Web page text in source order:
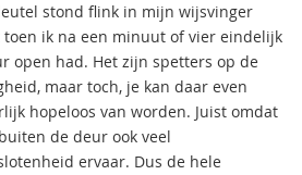
stond flink in mijn wijsvinger
toen ik na een minuut of vier eindelijk
open had. Het zijn spetters op de
maar toch, je kan daar even
hopeloos van worden. Juist omdat
de deur ook veel
ervaar. Dus de hele